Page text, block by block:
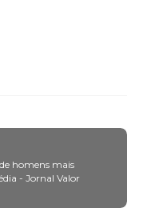
homens mais
- Jornal Valor